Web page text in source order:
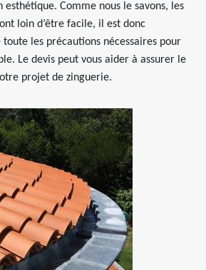
esthétique. Comme nous le savons, les
loin d’être facile, il est donc
les précautions nécessaires pour
Le devis peut vous aider à assurer le
projet de zinguerie.